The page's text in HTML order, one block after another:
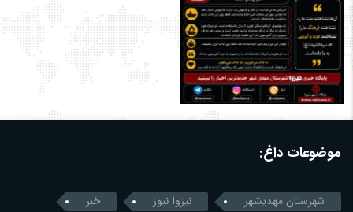
موضوعات داغ:
شهرستان مهدیشهر نیزوا نیوز
خبر